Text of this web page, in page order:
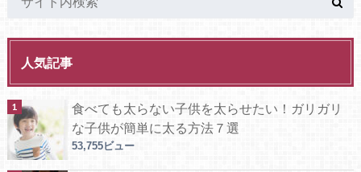
人気記事
食べても太らない子供を太らせたい！ガリガリ
な子供が簡単に太る方法７選
53,755ビュー